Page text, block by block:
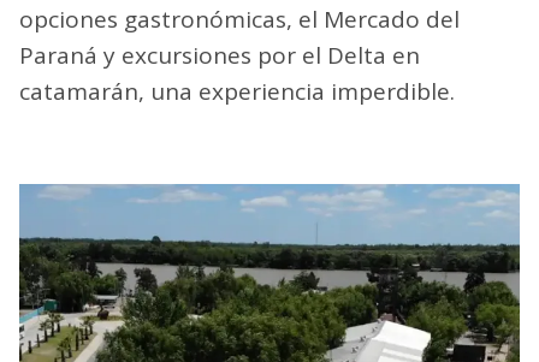
opciones gastronómicas, el Mercado del
Paraná y excursiones por el Delta en
catamarán, una experiencia imperdible.